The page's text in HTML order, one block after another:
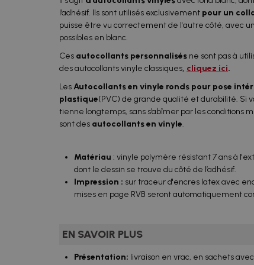
l’adhésif. Ils sont utilisés exclusivement pour un
puisse être vu correctement de l'autre côté, avec
possibles en blanc.
Ces autocollants personnalisés ne sont pas à
des autocollants vinyle classiques, cliquez ici.
LesAutocollants en vinyle ronds pour pose
plastique(PVC) de grande qualité et durabilité. Si
tienne longtemps, sans s’abîmer par les conditions
sont des autocollants en vinyle.
Matériau : vinyle polymère résistant 7 ans à
dont le dessin se trouve du côté de l’adhésif.
Impression : sur traceur d'encres latex avec
mises en page RVB seront automatiquement
EN SAVOIR PLUS
Présentation: livraison en vrac, en sachets